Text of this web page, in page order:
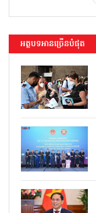
អត្ថបទអានច្រើនបំផុត